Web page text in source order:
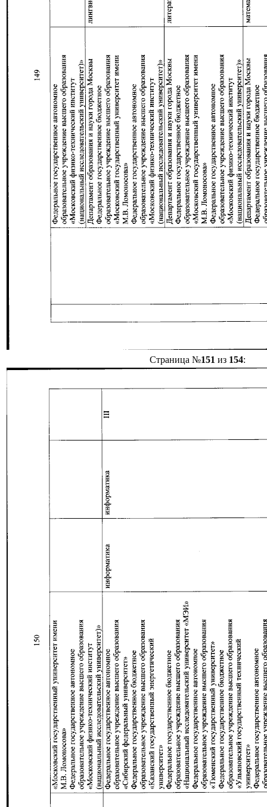
Страница №151 из 154: